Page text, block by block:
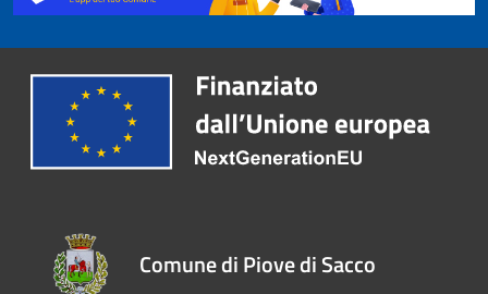
Comune di Piove di Sacco